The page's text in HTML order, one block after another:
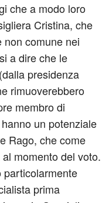
che a modo loro
Cristina, che
non comune nei
a dire che le
presidenza
rimuoverebbero
membro di
un potenziale
Rago, che come
momento del voto.
particolarmente
prima